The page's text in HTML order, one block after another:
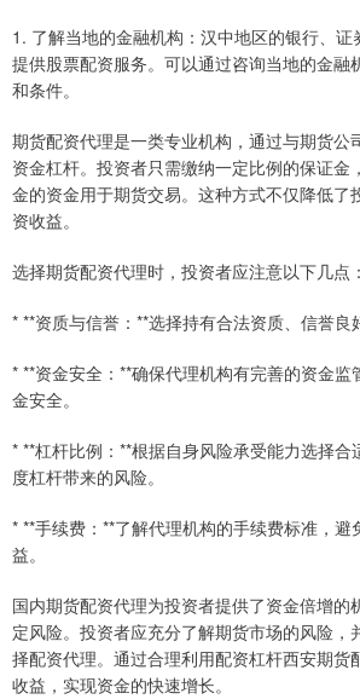
1. 了解当地的金融机构：汉中地区的银行、
提供股票配资服务。可以通过咨询当地的金融
和条件。
期货配资代理是一类专业机构，通过与期货公
资金杠杆。投资者只需缴纳一定比例的保证金
金的资金用于期货交易。这种方式不仅降低了
资收益。
选择期货配资代理时，投资者应注意以下几点：
* **资质与信誉：**选择持有合法资质、信誉良
* **资金安全：**确保代理机构有完善的资金监
金安全。
* **杠杆比例：**根据自身风险承受能力选择合
度杠杆带来的风险。
* **手续费：**了解代理机构的手续费标准，避
益。
国内期货配资代理为投资者提供了资金倍增的
定风险。投资者应充分了解期货市场的风险，
择配资代理。通过合理利用配资杠杆西安期货
收益，实现资金的快速增长。